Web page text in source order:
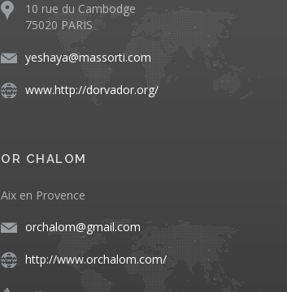
10 rue du Cambodge
75020 PARIS
yeshaya@massorti.com
www.http://dorvador.org/
OR CHALOM
Aix en Provence
orchalom@gmail.com
http://www.orchalom.com/